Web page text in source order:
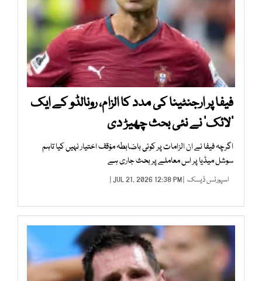
فیفا پر ارجنٹینا کی مدد کا الزام، رونالڈو کے ایک
’لائک‘ نے نئی بحث چھیڑ دی
اگرچہ فیفا نے ان الزامات پر کوئی باضابطہ مؤقف اختیار نہیں کیا تاہم
سوشل میڈیا پر اس معاملے پر بحث جاری ہے
اسپورٹس ڈیسک | JUL 21, 2026 12:38 PM |